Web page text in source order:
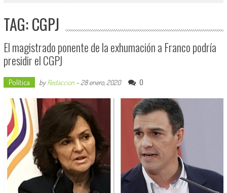
TAG: CGPJ
El magistrado ponente de la exhumación a Franco podría
presidir el CGPJ
Política byRedaccion- 28 enero, 2020 0